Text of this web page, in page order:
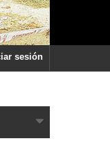
sesión